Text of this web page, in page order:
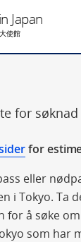
Japan
使館
for
for
eller
i Tokyo. Ta
for å søke
som har